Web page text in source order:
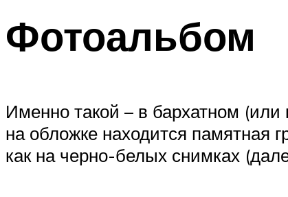
Фотоальбом
Именно такой – в бархатном
на обложке находится памятная
как на черно-белых снимках